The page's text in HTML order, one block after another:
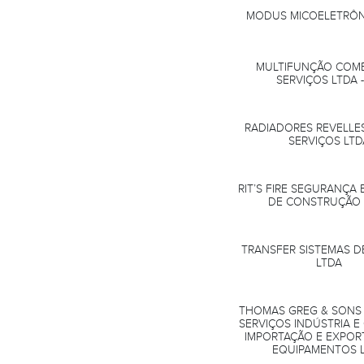
MODUS
MULTIFUNÇÃO
SERVIÇOS LTDA
RADIADORES
SERVIÇOS
RIT’S FIRE SEGURANÇA
DE CONSTRUÇÃO
TRANSFER SISTEMAS
LTDA
THOMAS GREG & SONS
SERVIÇOS INDÚSTRIA E
IMPORTAÇÃO E
EQUIPAMENTOS